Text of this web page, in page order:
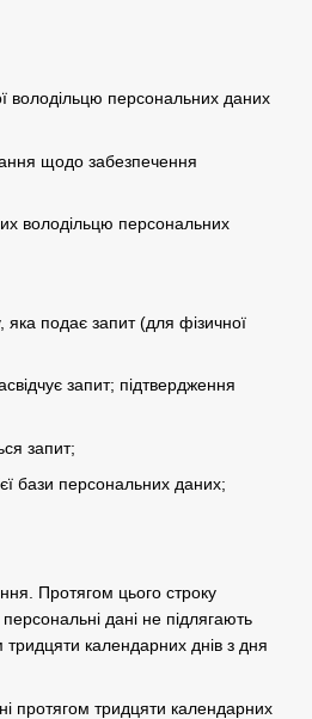
володільцю персональних даних
щодо забезпечення
володільцю персональних
яка подає запит (для фізичної
запит; підтвердження
запит;
бази персональних даних;
Протягом цього строку
дані не підлягають
календарних днів з дня
протягом тридцяти календарних